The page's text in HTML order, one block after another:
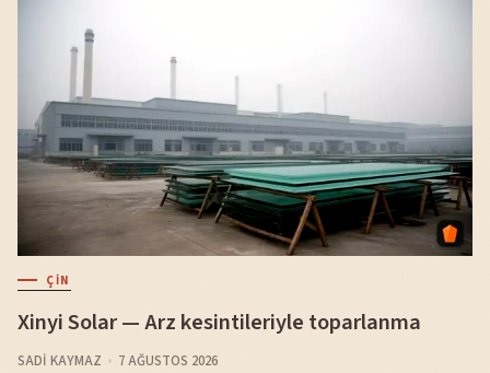
ÇIN
Xinyi Solar — Arz kesintileriyle toparlanma
SADI KAYMAZ 7 AĞUSTOS 2026